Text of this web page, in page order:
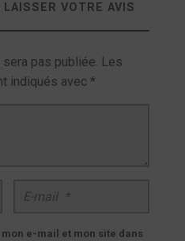
VOTRE AVIS
pas publiée. Les
indiqués avec *
e-mail et mon site dans